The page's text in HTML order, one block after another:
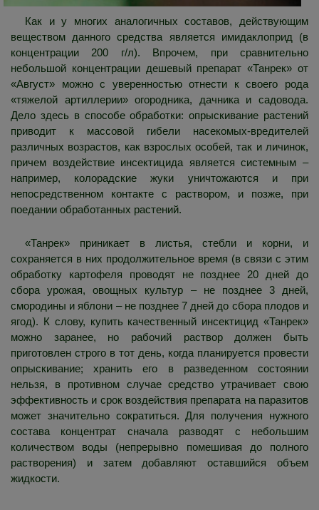
Как и у многих аналогичных составов, действующим
веществом данного средства является имидаклоприд (в
концентрации 200 г/л). Впрочем, при сравнительно
небольшой концентрации дешевый препарат «Танрек» от
«Август» можно с уверенностью отнести к своего рода
«тяжелой артиллерии» огородника, дачника и садовода.
Дело здесь в способе обработки: опрыскивание растений
приводит к массовой гибели насекомых-вредителей
различных возрастов, как взрослых особей, так и личинок,
причем воздействие инсектицида является системным –
например, колорадские жуки уничтожаются и при
непосредственном контакте с раствором, и позже, при
поедании обработанных растений.
«Танрек» приникает в листья, стебли и корни, и
сохраняется в них продолжительное время (в связи с этим
обработку картофеля проводят не позднее 20 дней до
сбора урожая, овощных культур – не позднее 3 дней,
смородины и яблони – не позднее 7 дней до сбора плодов и
ягод). К слову, купить качественный инсектицид «Танрек»
можно заранее, но рабочий раствор должен быть
приготовлен строго в тот день, когда планируется провести
опрыскивание; хранить его в разведенном состоянии
нельзя, в противном случае средство утрачивает свою
эффективность и срок воздействия препарата на паразитов
может значительно сократиться. Для получения нужного
состава концентрат сначала разводят с небольшим
количеством воды (непрерывно помешивая до полного
растворения) и затем добавляют оставшийся объем
жидкости.